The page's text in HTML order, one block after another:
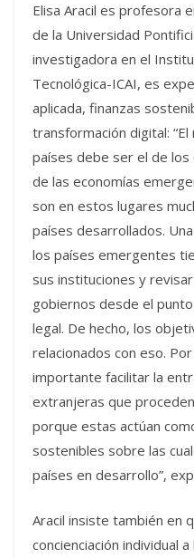
Elisa Aracil es profesora
de la Universidad
investigadora en el
Tecnológica-ICAI, es
aplicada, finanzas
transformación digital:
países debe ser el de los
de las economías
son en estos lugares
países desarrollados.
los países emergentes
sus instituciones y
gobiernos desde el
legal. De hecho, los
relacionados con eso.
importante facilitar la
extranjeras que
porque estas actúan
sostenibles sobre las
países en desarrollo”,
Aracil insiste también en
concienciación individual